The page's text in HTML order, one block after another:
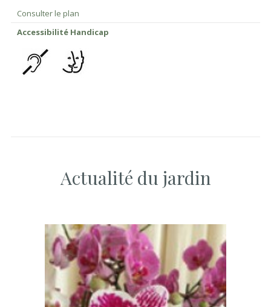
Consulter le plan
Accessibilité Handicap
Actualité du jardin